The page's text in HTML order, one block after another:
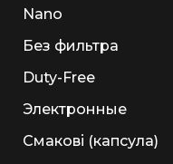
Nano
Без фильтра
Duty-Free
Электронные
Смакові (капсула)